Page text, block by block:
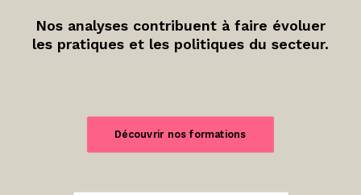
Nos analyses contribuent à faire évoluer
les pratiques et les politiques du secteur.
Découvrir nos formations